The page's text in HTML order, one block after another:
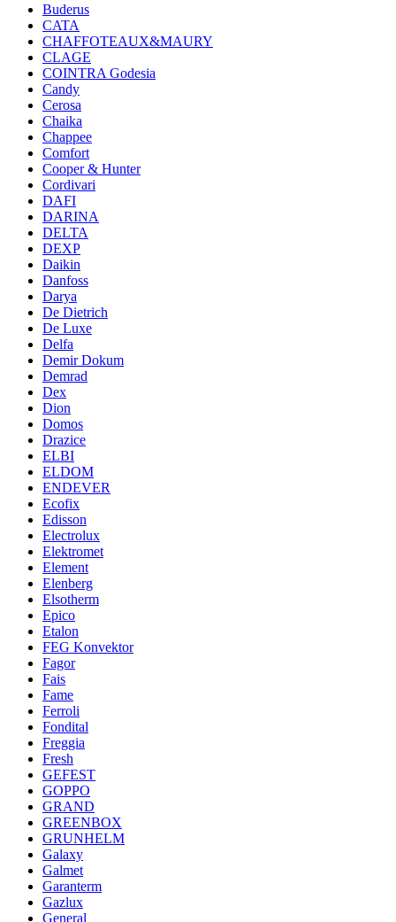
Buderus
CATA
CHAFFOTEAUX&MAURY
CLAGE
COINTRA Godesia
Candy
Cerosa
Chaika
Chappee
Comfort
Cooper & Hunter
Cordivari
DAFI
DARINA
DELTA
DEXP
Daikin
Danfoss
Darya
De Dietrich
De Luxe
Delfa
Demir Dokum
Demrad
Dex
Dion
Domos
Drazice
ELBI
ELDOM
ENDEVER
Ecofix
Edisson
Electrolux
Elektromet
Element
Elenberg
Elsotherm
Epico
Etalon
FEG Konvektor
Fagor
Fais
Fame
Ferroli
Fondital
Freggia
Fresh
GEFEST
GOPPO
GRAND
GREENBOX
GRUNHELM
Galaxy
Galmet
Garanterm
Gazlux
General